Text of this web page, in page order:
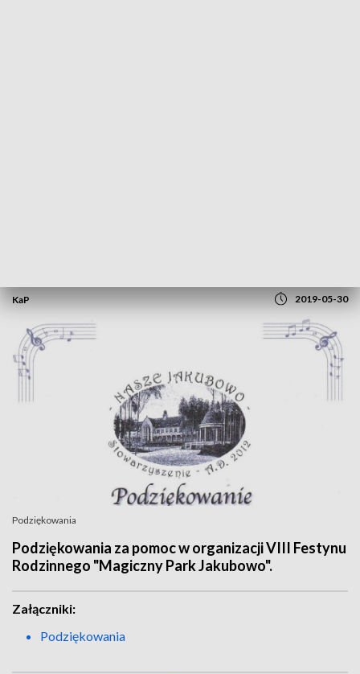
KaP 2019-05-30
Podziękowania
Podziękowania za pomoc w organizacji VIII Festynu
Rodzinnego "Magiczny Park Jakubowo".
Załączniki:
Podziękowania